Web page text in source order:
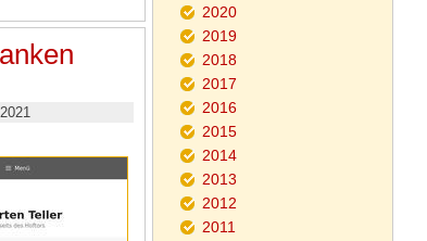
2020
2019
2018
2017
2016
2015
2014
2013
2012
2011